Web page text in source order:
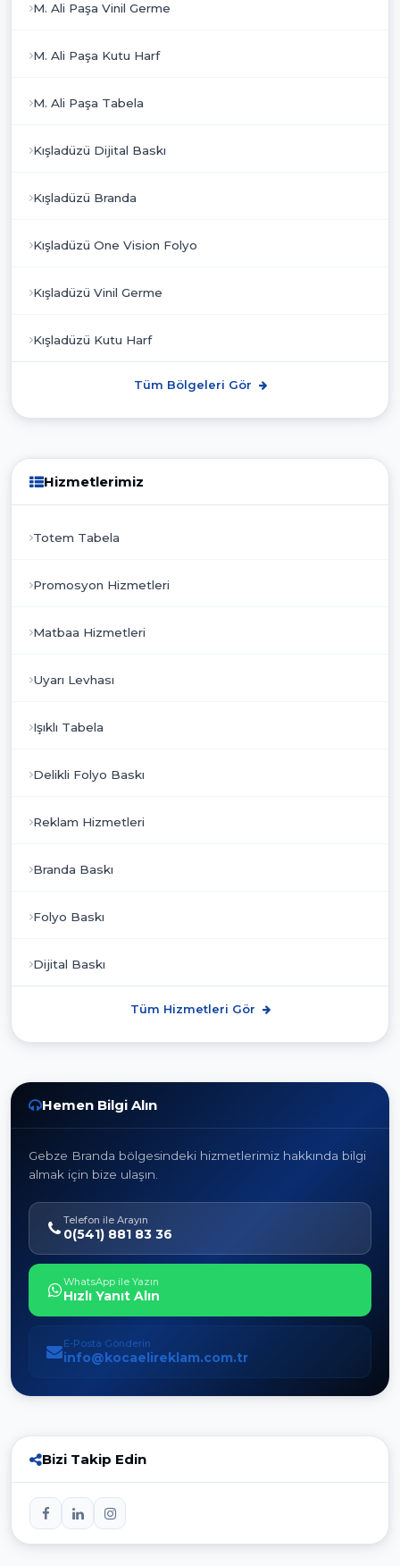
M. Ali Paşa Vinil Germe
M. Ali Paşa Kutu Harf
M. Ali Paşa Tabela
Kışladüzü Dijital Baskı
Kışladüzü Branda
Kışladüzü One Vision Folyo
Kışladüzü Vinil Germe
Kışladüzü Kutu Harf
Tüm Bölgeleri Gör
Hizmetlerimiz
Totem Tabela
Promosyon Hizmetleri
Matbaa Hizmetleri
Uyarı Levhası
Işıklı Tabela
Delikli Folyo Baskı
Reklam Hizmetleri
Branda Baskı
Folyo Baskı
Dijital Baskı
Tüm Hizmetleri Gör
Hemen Bilgi Alın
Gebze Branda bölgesindeki hizmetlerimiz hakkında bilgi
almak için bize ulaşın.
Telefon ile Arayın
0(541) 881 83 36
WhatsApp ile Yazın
Hızlı Yanıt Alın
E-Posta Gönderin
info@kocaelireklam.com.tr
Bizi Takip Edin